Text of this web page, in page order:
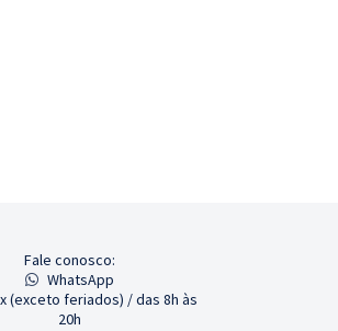
Fale conosco:
WhatsApp
(exceto feriados) / das 8h às
20h